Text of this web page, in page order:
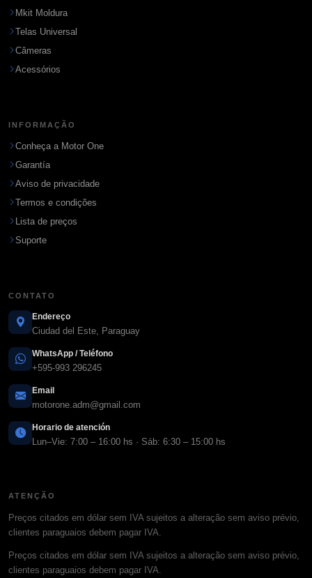
Mkit Moldura
Telas Universal
Câmeras
Acessórios
INFORMAÇÃO
Conheça a Motor One
Garantía
Aviso de privacidade
Termos e condições
Lista de preços
Suporte
CONTATO
Endereço
Ciudad del Este, Paraguay
WhatsApp / Teléfono
+595-993 296245
Email
motorone.adm@gmail.com
Horario de atención
Lun–Vie: 7:00 – 16:00 hs · Sáb: 6:30 – 15:00 hs
ATENÇÃO
Preços citados em dólar sem IVA sujeitos a alteração sem aviso prévio,
clientes paraguaios debem pagar IVA.
Preços citados em dólar sem IVA sujeitos a alteração sem aviso prévio,
clientes paraguaios debem pagar IVA.